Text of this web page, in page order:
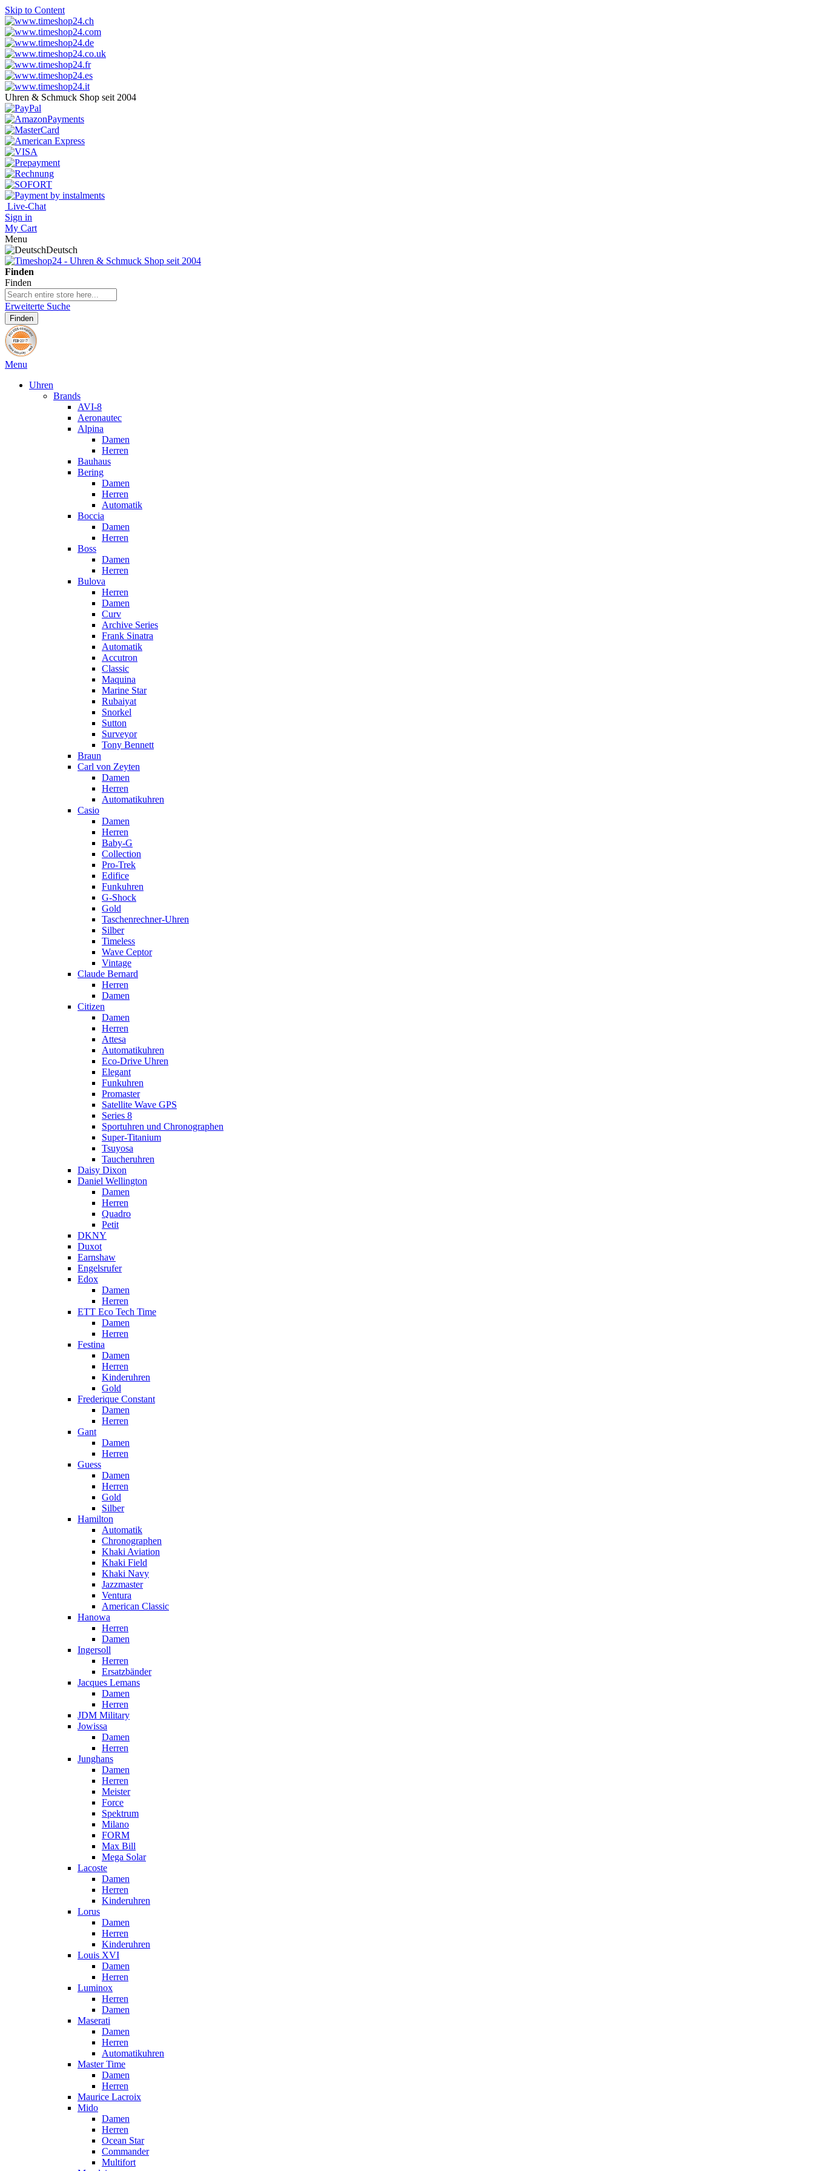
Skip to Content
Uhren & Schmuck Shop seit 2004
Live-Chat
Sign in
My Cart
Menu
Deutsch
Finden
Finden
Erweiterte Suche
Finden
Menu
Uhren
Brands
AVI-8
Aeronautec
Alpina
Damen
Herren
Bauhaus
Bering
Damen
Herren
Automatik
Boccia
Damen
Herren
Boss
Damen
Herren
Bulova
Herren
Damen
Curv
Archive Series
Frank Sinatra
Automatik
Accutron
Classic
Maquina
Marine Star
Rubaiyat
Snorkel
Sutton
Surveyor
Tony Bennett
Braun
Carl von Zeyten
Damen
Herren
Automatikuhren
Casio
Damen
Herren
Baby-G
Collection
Pro-Trek
Edifice
Funkuhren
G-Shock
Gold
Taschenrechner-Uhren
Silber
Timeless
Wave Ceptor
Vintage
Claude Bernard
Herren
Damen
Citizen
Damen
Herren
Attesa
Automatikuhren
Eco-Drive Uhren
Elegant
Funkuhren
Promaster
Satellite Wave GPS
Series 8
Sportuhren und Chronographen
Super-Titanium
Tsuyosa
Taucheruhren
Daisy Dixon
Daniel Wellington
Damen
Herren
Quadro
Petit
DKNY
Duxot
Earnshaw
Engelsrufer
Edox
Damen
Herren
ETT Eco Tech Time
Damen
Herren
Festina
Damen
Herren
Kinderuhren
Gold
Frederique Constant
Damen
Herren
Gant
Damen
Herren
Guess
Damen
Herren
Gold
Silber
Hamilton
Automatik
Chronographen
Khaki Aviation
Khaki Field
Khaki Navy
Jazzmaster
Ventura
American Classic
Hanowa
Herren
Damen
Ingersoll
Herren
Ersatzbänder
Jacques Lemans
Damen
Herren
JDM Military
Jowissa
Damen
Herren
Junghans
Damen
Herren
Meister
Force
Spektrum
Milano
FORM
Max Bill
Mega Solar
Lacoste
Damen
Herren
Kinderuhren
Lorus
Damen
Herren
Kinderuhren
Louis XVI
Damen
Herren
Luminox
Herren
Damen
Maserati
Damen
Herren
Automatikuhren
Master Time
Damen
Herren
Maurice Lacroix
Mido
Damen
Herren
Ocean Star
Commander
Multifort